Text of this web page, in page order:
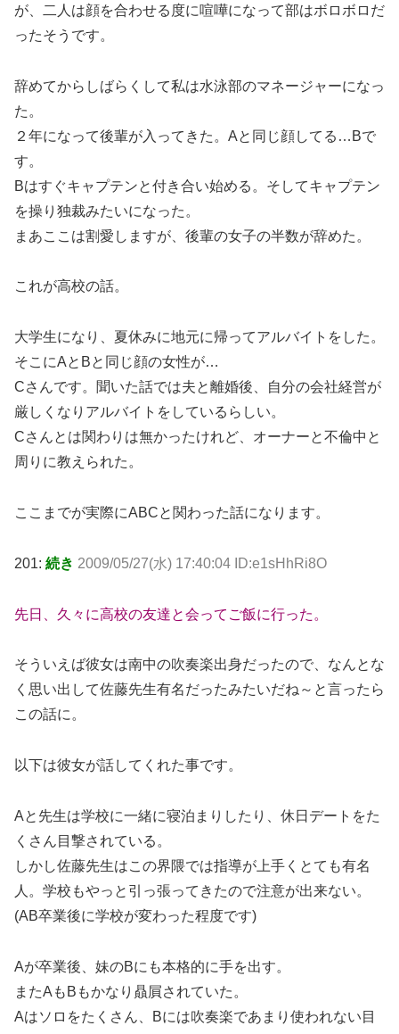
が、二人は顔を合わせる度に喧嘩になって部はボロボロだ
ったそうです。
辞めてからしばらくして私は水泳部のマネージャーになっ
た。
２年になって後輩が入ってきた。Aと同じ顔してる…Bで
す。
Bはすぐキャプテンと付き合い始める。そしてキャプテン
を操り独裁みたいになった。
まあここは割愛しますが、後輩の女子の半数が辞めた。
これが高校の話。
大学生になり、夏休みに地元に帰ってアルバイトをした。
そこにAとBと同じ顔の女性が…
Cさんです。聞いた話では夫と離婚後、自分の会社経営が
厳しくなりアルバイトをしているらしい。
Cさんとは関わりは無かったけれど、オーナーと不倫中と
周りに教えられた。
ここまでが実際にABCと関わった話になります。
201: 続き 2009/05/27(水) 17:40:04 ID:e1sHhRi8O
先日、久々に高校の友達と会ってご飯に行った。
そういえば彼女は南中の吹奏楽出身だったので、なんとな
く思い出して佐藤先生有名だったみたいだね～と言ったら
この話に。
以下は彼女が話してくれた事です。
Aと先生は学校に一緒に寝泊まりしたり、休日デートをた
くさん目撃されている。
しかし佐藤先生はこの界隈では指導が上手くとても有名
人。学校もやっと引っ張ってきたので注意が出来ない。
(AB卒業後に学校が変わった程度です)
Aが卒業後、妹のBにも本格的に手を出す。
またAもBもかなり贔屓されていた。
Aはソロをたくさん、Bには吹奏楽であまり使われない目